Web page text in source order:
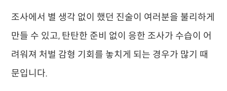
조사에서 별 생각 없이 했던 진술이 여러분을 불리하게
만들 수 있고, 탄탄한 준비 없이 응한 조사가 수습이 어
려워져 처벌 감형 기회를 놓치게 되는 경우가 많기 때
문입니다.